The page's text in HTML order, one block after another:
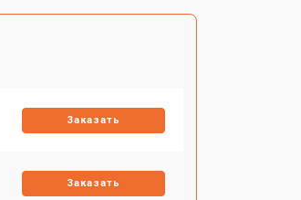
Заказать
Заказать